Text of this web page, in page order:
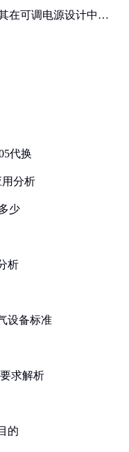
在可调电源设计中的
代换
用分析
少
析
设备标准
求解析
的